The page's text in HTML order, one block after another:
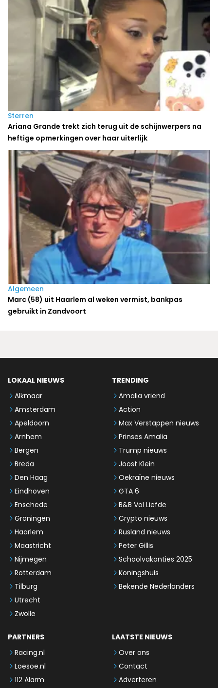
Sterren
Ariana Grande trekt zich terug uit de schijnwerpers na
heftige opmerkingen over haar uiterlijk
Algemeen
Marc (58) uit Haarlem al weken vermist, bankpas
gebruikt in Zandvoort
LOKAAL NIEUWS
Alkmaar
Amsterdam
Apeldoorn
Arnhem
Bergen
Breda
Den Haag
Eindhoven
Enschede
Groningen
Haarlem
Maastricht
Nijmegen
Rotterdam
Tilburg
Utrecht
Zwolle
TRENDING
Amalia vriend
Action
Max Verstappen nieuws
Prinses Amalia
Trump nieuws
Joost Klein
Oekraïne nieuws
GTA 6
B&B Vol Liefde
Crypto nieuws
Rusland nieuws
Peter Gillis
Schoolvakanties 2025
Koningshuis
Bekende Nederlanders
PARTNERS
Racing.nl
Loesoe.nl
112 Alarm
LAATSTE NIEUWS
Over ons
Contact
Adverteren